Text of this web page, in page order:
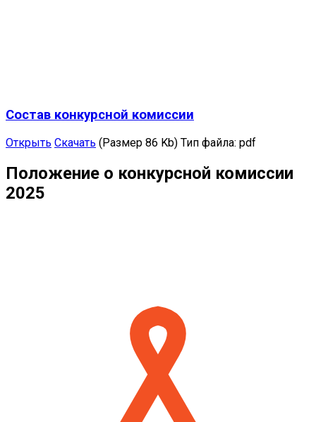
Состав конкурсной комиссии
Открыть Скачать (Размер 86 Kb) Тип файла: pdf
Положение о конкурсной комиссии
2025